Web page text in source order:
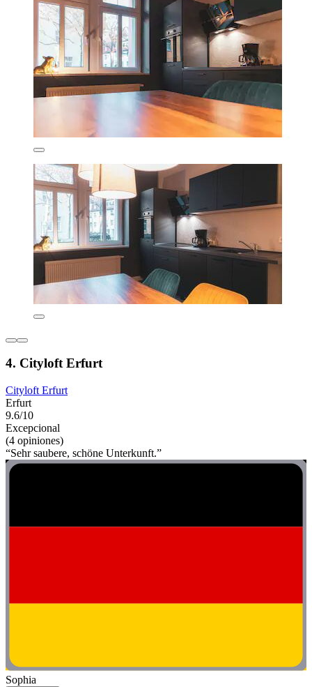
4. Cityloft Erfurt
Cityloft Erfurt
Erfurt
9.6/10
Excepcional
(4 opiniones)
“Sehr saubere, schöne Unterkunft.”
Sophia